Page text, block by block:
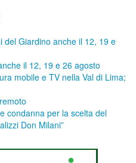
del Giardino anche il 12, 19 e
il 12, 19 e 26 agosto
mobile e TV nella Val di Lima;
condanna per la scelta del
Don Milani”